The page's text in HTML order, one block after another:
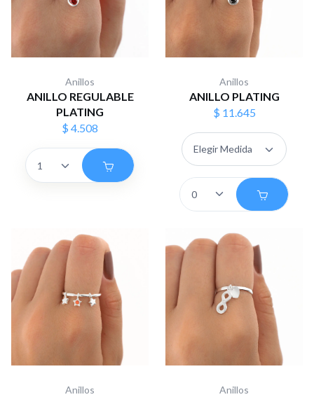
Anillos
ANILLO REGULABLE
PLATING
$ 4.508
Anillos
ANILLO PLATING
$ 11.645
Anillos Anillos